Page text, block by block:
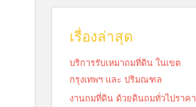
เรื่องล่าสุด
บริการรับเหมาถมที่ดิน ในเขต
กรุงเทพฯ และ ปริมณฑล
งานถมที่ดิน ด้วยดินถมทั่วไปราคา